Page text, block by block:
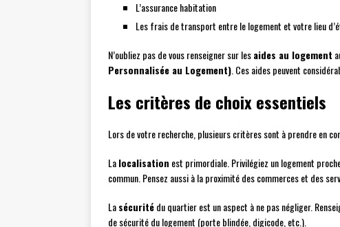
L’assurance habitation
Les frais de transport entre le logement et votre lieu
N’oubliez pas de vous renseigner sur lesaides au logement
Personnalisée au Logement) . Ces aides peuvent
Les critères de choix essentiels
Lors de votre recherche, plusieurs critères sont à prendre en
Lalocalisation est primordiale. Privilégiez un logement
commun. Pensez aussi à la proximité des commerces et des
Lasécuritédu quartier est un aspect à ne pas négliger.
de sécurité du logement (porte blindée, digicode, etc.).